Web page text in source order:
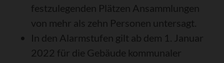
festzulegenden Plätzen Ansammlungen
von mehr als zehn Personen untersagt.
In den Alarmstufen gilt ab dem 1. Januar
2022 für die Gebäude kommunaler